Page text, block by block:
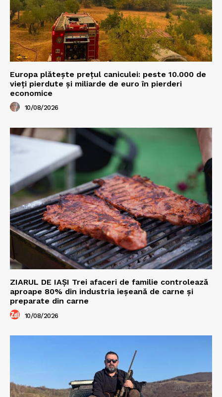
Europa plătește prețul caniculei: peste 10.000 de
vieți pierdute și miliarde de euro în pierderi
economice
10/08/2026
ZIARUL DE IAȘI Trei afaceri de familie controlează
aproape 80% din industria ieșeană de carne și
preparate din carne
10/08/2026